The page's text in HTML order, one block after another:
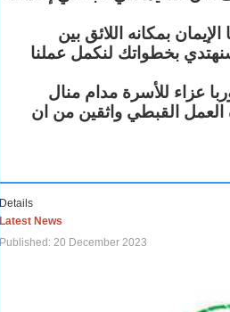
بمكانه اللائق بين
بخطواتك لنكمل عملنا
عزاء للأسرة مدام منال
العمل القبطي واثقين من ان
Details
Latest News
Published: 20 December 2023